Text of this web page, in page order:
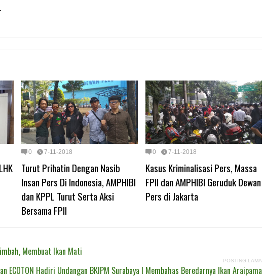
0 7-11-2018
Turut Prihatin Dengan Nasib
Insan Pers Di Indonesia, AMPHIBI
dan KPPL Turut Serta Aksi
Bersama FPII
0 7-11-2018
Kasus Kriminalisasi Pers, Massa
FPII dan AMPHIBI Geruduk Dewan
Pers di Jakarta
Membuat Ikan Mati
POSTING LAMA
ECOTON Hadiri Undangan BKIPM Surabaya I Membahas Beredarnya Ikan Araipama